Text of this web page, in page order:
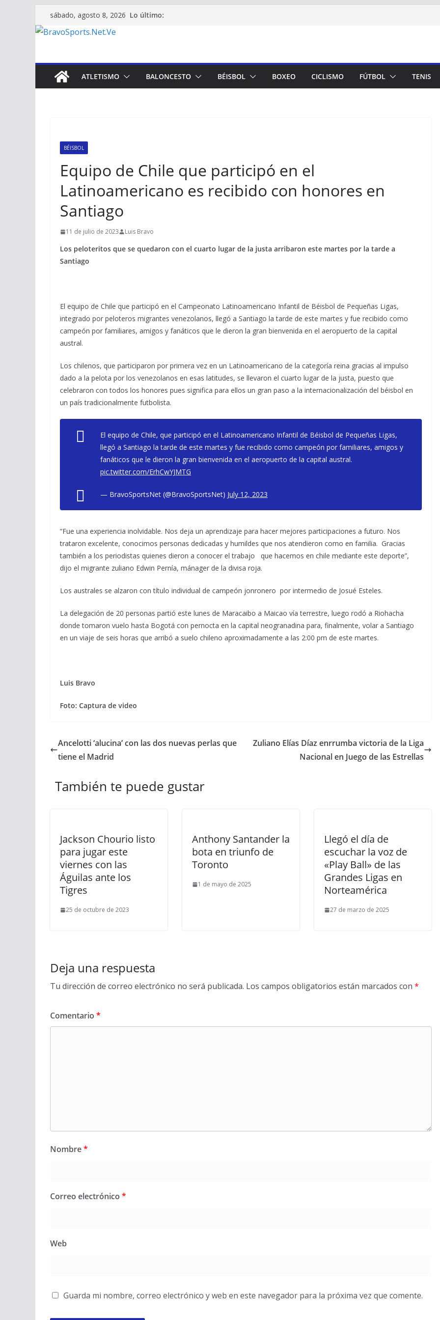
Saltar
al
contenido
sábado, agosto 8, 2026 Lo último:
ATLETISMO BALONCESTO BÉISBOL BOXEO CICLISMO FÚTBOL TENIS
BÉISBOL
Equipo de Chile que participó en el
Latinoamericano es recibido con honores en
Santiago
11 de julio de 2023 Luis Bravo
Los peloteritos que se quedaron con el cuarto lugar de la justa arribaron este martes por la tarde a
Santiago
El equipo de Chile que participó en el Campeonato Latinoamericano Infantil de Béisbol de Pequeñas Ligas,
integrado por peloteros migrantes venezolanos, llegó a Santiago la tarde de este martes y fue recibido como
campeón por familiares, amigos y fanáticos que le dieron la gran bienvenida en el aeropuerto de la capital
austral.
Los chilenos, que participaron por primera vez en un Latinoamericano de la categoría reina gracias al impulso
dado a la pelota por los venezolanos en esas latitudes, se llevaron el cuarto lugar de la justa, puesto que
celebraron con todos los honores pues significa para ellos un gran paso a la internacionalización del béisbol en
un país tradicionalmente futbolista.
El equipo de Chile, que participó en el Latinoamericano Infantil de Béisbol de Pequeñas Ligas,
llegó a Santiago la tarde de este martes y fue recibido como campeón por familiares, amigos y
fanáticos que le dieron la gran bienvenida en el aeropuerto de la capital austral.
pic.twitter.com/ErhCwYJMTG
— BravoSportsNet (@BravoSportsNet) July 12, 2023
“Fue una experiencia inolvidable. Nos deja un aprendizaje para hacer mejores participaciones a futuro. Nos
trataron excelente, conocimos personas dedicadas y humildes que nos atendieron como en familia. Gracias
también a los periodistas quienes dieron a conocer el trabajo que hacemos en chile mediante este deporte”,
dijo el migrante zuliano Edwin Pernía, mánager de la divisa roja.
Los australes se alzaron con título individual de campeón jonronero por intermedio de Josué Esteles.
La delegación de 20 personas partió este lunes de Maracaibo a Maicao vía terrestre, luego rodó a Riohacha
donde tomaron vuelo hasta Bogotá con pernocta en la capital neogranadina para, finalmente, volar a Santiago
en un viaje de seis horas que arribó a suelo chileno aproximadamente a las 2:00 pm de este martes.
Luis Bravo
Foto: Captura de video
Ancelotti ‘alucina’ con las dos nuevas perlas que
tiene el Madrid
Zuliano Elías Díaz enrrumba victoria de la Liga
Nacional en Juego de las Estrellas
También te puede gustar
Jackson Chourio listo
para jugar este
viernes con las
Águilas ante los
Tigres
25 de octubre de 2023
Anthony Santander la
bota en triunfo de
Toronto
1 de mayo de 2025
Llegó el día de
escuchar la voz de
«Play Ball» de las
Grandes Ligas en
Norteamérica
27 de marzo de 2025
Deja una respuesta
Tu dirección de correo electrónico no será publicada. Los campos obligatorios están marcados con *
Comentario *
Nombre*
Correo electrónico *
Web
Guarda mi nombre, correo electrónico y web en este navegador para la próxima vez que comente.